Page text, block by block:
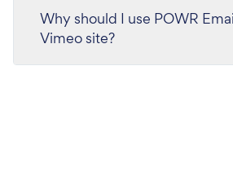
Why should I use POWR
Vimeo site?